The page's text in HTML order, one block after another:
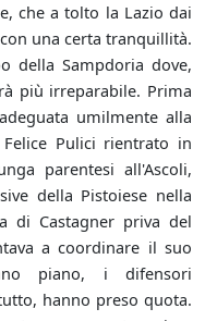
che a tolto la Lazio dai
una certa tranquillità.
della Sampdoria dove,
più irreparabile. Prima
umilmente alla
Pulici rientrato in
parentesi all'Ascoli,
della Pistoiese nella
di Castagner priva del
a coordinare il suo
piano, i difensori
hanno preso quota.